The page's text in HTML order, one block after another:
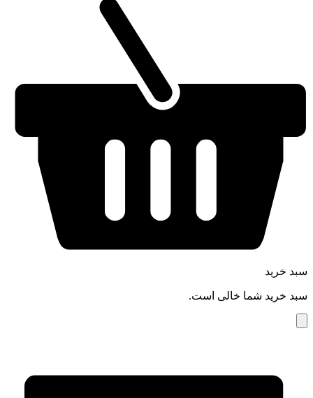
سبد خرید
سبد خرید شما خالی است.